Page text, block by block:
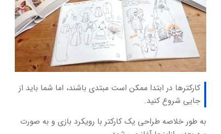
کارکترها در ابتدا ممکن است مبتدی باشند، اما شما باید از
جایی شروع کنید.
به طور خلاصه طراحی یک کارکتر با رویکرد بازی و به صورت